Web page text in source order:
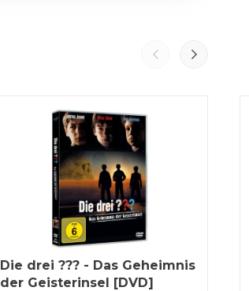
Die drei ??? - Das Geheimnis
der Geisterinsel [DVD]